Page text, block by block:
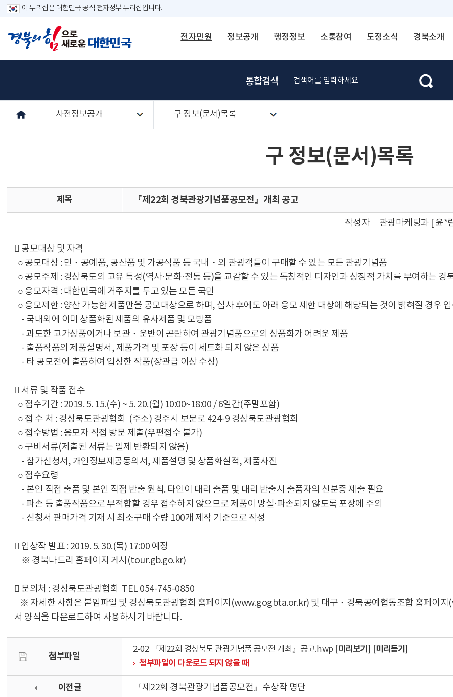
이 누리집은 대한민국 공식 전자정부 누리집입니다.
전자민원 정보공개 행정정보 소통참여 도정소식 경북소개
통합검색
사전정보공개 구 정보(문서)목록
구 정보(문서)목록
제목 『제22회 경북관광기념품공모전』개최 공고
작성자 관광마케팅과 [ 윤
󰋯 공모대상 및 자격
○ 공모대상 : 민・공예품, 공산품 및 가공식품 등 국내・외 관광객들이 구매할 수 있는 모든 관광기념품
○ 공모주제 : 경상북도의 고유 특성(역사·문화·전통 등)을 교감할 수 있는 독창적인 디자인과 상징적 가치를 부여하는 경
○ 응모자격 : 대한민국에 거주지를 두고 있는 모든 국민
○ 응모제한 : 양산 가능한 제품만을 공모대상으로 하며, 심사 후에도 아래 응모 제한 대상에 해당되는 것이 밝혀질 경우
- 국내외에 이미 상품화된 제품의 유사제품 및 모방품
- 과도한 고가상품이거나 보관・운반이 곤란하여 관광기념품으로의 상품화가 어려운 제품
- 출품작품의 제품설명서, 제품가격 및 포장 등이 세트화 되지 않은 상품
- 타 공모전에 출품하여 입상한 작품(장관급 이상 수상)
󰋯 서류 및 작품 접수
○ 접수기간 : 2019. 5. 15.(수) ~ 5. 20.(월) 10:00~18:00 / 6일간(주말포함)
○ 접 수 처 : 경상북도관광협회 (주소) 경주시 보문로 424-9 경상북도관광협회
○ 접수방법 : 응모자 직접 방문 제출(우편접수 불가)
○ 구비서류(제출된 서류는 일제 반환되지 않음)
- 참가신청서, 개인정보제공동의서, 제품설명 및 상품화실적, 제품사진
○ 접수요령
- 본인 직접 출품 및 본인 직접 반출 원칙. 타인이 대리 출품 및 대리 반출시 출품자의 신분증 제출 필요
- 파손 등 출품작품으로 부적합할 경우 접수하지 않으므로 제품이 망실·파손되지 않도록 포장에 주의
- 신청서 판매가격 기재 시 최소구매 수량 100개 제작 기준으로 작성
󰋯 입상작 발표 : 2019. 5. 30.(목) 17:00 예정
※ 경북나드리 홈페이지 게시(tour.gb.go.kr)
󰋯 문의처 : 경상북도관광협회 TEL 054-745-0850
※ 자세한 사항은 붙임파일 및 경상북도관광협회 홈페이지(www.gogbta.or.kr) 및 대구・경북공예협동조합 홈페이
서 양식을 다운로드하여 사용하시기 바랍니다.
첨부파일
2-02 『제22회 경상북도 관광기념품 공모전 개최』공고.hwp [미리보기]
[미리듣기]
첨부파일이 다운로드 되지 않을 때
이전글 『제22회 경북관광기념품공모전』수상작 명단